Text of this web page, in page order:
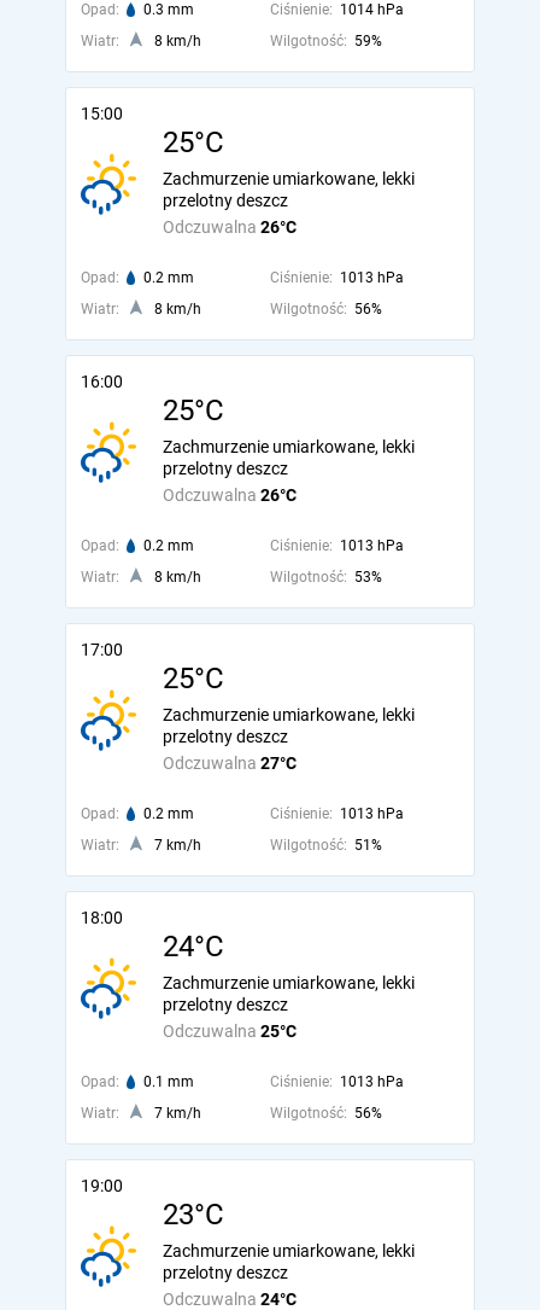
Opad: 0.3 mm Ciśnienie: 1014 hPa
Wiatr:
8 km/h Wilgotność: 59%
15:00
25°C
Odczuwalna 26°C
Zachmurzenie umiarkowane, lekki
przelotny deszcz
Opad: 0.2 mm Ciśnienie: 1013 hPa
Wiatr:
8 km/h Wilgotność: 56%
16:00
25°C
Odczuwalna 26°C
Zachmurzenie umiarkowane, lekki
przelotny deszcz
Opad: 0.2 mm Ciśnienie: 1013 hPa
Wiatr:
8 km/h Wilgotność: 53%
17:00
25°C
Odczuwalna 27°C
Zachmurzenie umiarkowane, lekki
przelotny deszcz
Opad: 0.2 mm Ciśnienie: 1013 hPa
Wiatr:
7 km/h Wilgotność: 51%
18:00
24°C
Odczuwalna 25°C
Zachmurzenie umiarkowane, lekki
przelotny deszcz
Opad: 0.1 mm Ciśnienie: 1013 hPa
Wiatr:
7 km/h Wilgotność: 56%
19:00
23°C
Odczuwalna 24°C
Zachmurzenie umiarkowane, lekki
przelotny deszcz